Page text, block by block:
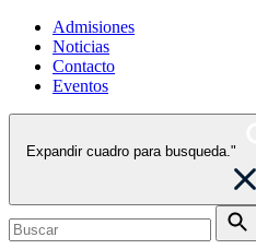
Admisiones
Noticias
Contacto
Eventos
Expandir cuadro para busqueda."